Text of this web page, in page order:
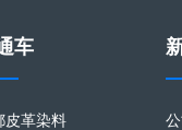
车
皮革染料